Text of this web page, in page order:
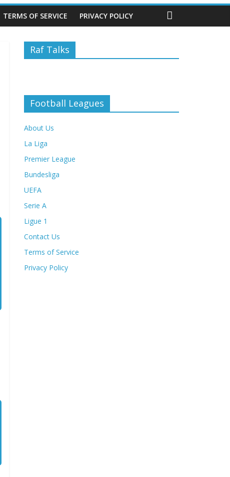
TERMS OF SERVICE PRIVACY POLICY
Raf Talks
Football Leagues
About Us
La Liga
Premier League
Bundesliga
UEFA
Serie A
Ligue 1
Contact Us
Terms of Service
Privacy Policy